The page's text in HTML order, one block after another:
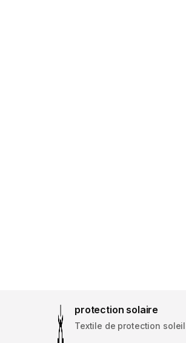
protection solaire
Textile de protection